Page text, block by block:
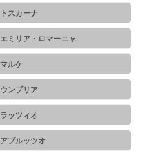
トスカーナ
エミリア・ロマーニャ
マルケ
ウンブリア
ラッツィオ
アブルッツオ